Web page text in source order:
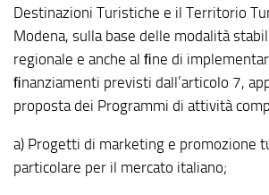
Destinazioni Turistiche e il Territorio
Modena, sulla base delle modalità
regionale e anche al ﬁne di
ﬁnanziamenti previsti dall’articolo 7,
proposta dei Programmi di attività
a) Progetti di marketing e promozione
particolare per il mercato italiano;